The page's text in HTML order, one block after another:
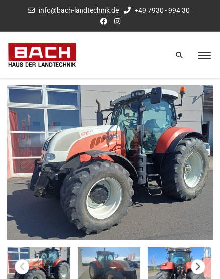
info@bach-landtechnik.de +49 7930 - 994 30